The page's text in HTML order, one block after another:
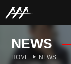
NEWS
HOME NEWS